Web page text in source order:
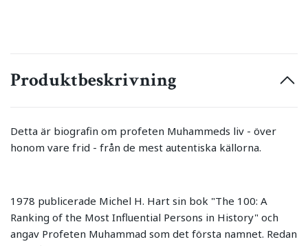
Produktbeskrivning
Detta är biografin om profeten Muhammeds liv - över
honom vare frid - från de mest autentiska källorna.
1978 publicerade Michel H. Hart sin bok "The 100: A
Ranking of the Most Influential Persons in History" och
angav Profeten Muhammad som det första namnet. Redan